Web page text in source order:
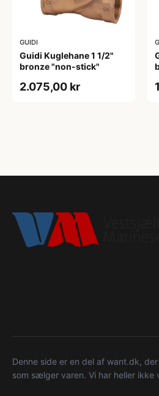
GUIDI
Guidi Kuglehane 1 1/2"
bronze "non-stick"
2.075,00 kr
Denne side er en del af want.dk,
som sælger varen. Vi har heller ikke